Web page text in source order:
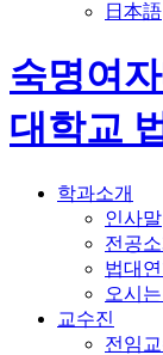
日本語
숙명여
대학교
학과소개
인사말
전공소
법대
오시
교수진
전임